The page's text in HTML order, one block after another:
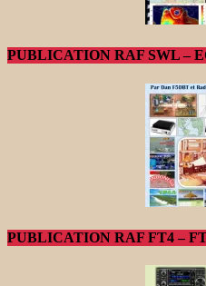
PUBLICATION RAF SWL –
PUBLICATION RAF FT4 –